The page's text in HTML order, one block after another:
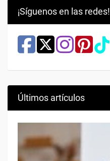
¡Síguenos en las redes!
Últimos artículos